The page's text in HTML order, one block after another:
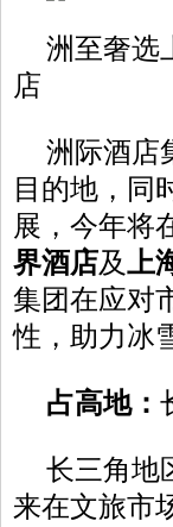
洲至奢选
店
洲际酒店
目的地，同
展，今年将
界酒店及上
集团在应对
性，助力冰
占高地：
长三角地
来在文旅市